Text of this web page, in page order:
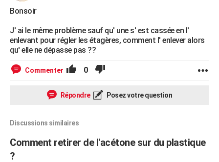
Bonsoir
J' ai le même problème sauf qu' une s' est cassée en l'
enlevant pour régler les étagères, comment l' enlever alors
qu' elle ne dépasse pas ??
Commenter 0
Répondre Posez votre question
Discussions similaires
Comment retirer de l'acétone sur du plastique
?